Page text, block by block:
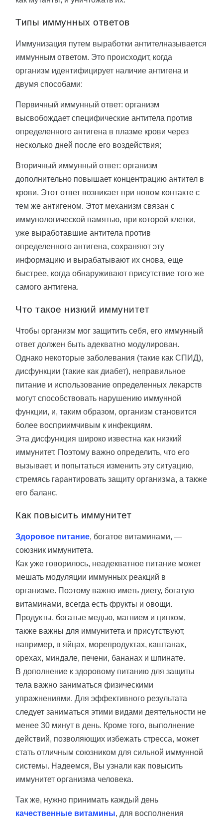
Типы иммунных ответов
Иммунизация путем выработки антителназывается
иммунным ответом. Это происходит, когда
организм идентифицирует наличие антигена и
двумя способами:
Первичный иммунный ответ: организм
высвобождает специфические антитела против
определенного антигена в плазме крови через
несколько дней после его воздействия;
Вторичный иммунный ответ: организм
дополнительно повышает концентрацию антител в
крови. Этот ответ возникает при новом контакте с
тем же антигеном. Этот механизм связан с
иммунологической памятью, при которой клетки,
уже выработавшие антитела против
определенного антигена, сохраняют эту
информацию и вырабатывают их снова, еще
быстрее, когда обнаруживают присутствие того же
самого антигена.
Что такое низкий иммунитет
Чтобы организм мог защитить себя, его иммунный
ответ должен быть адекватно модулирован.
Однако некоторые заболевания (такие как СПИД),
дисфункции (такие как диабет), неправильное
питание и использование определенных лекарств
могут способствовать нарушению иммунной
функции, и, таким образом, организм становится
более восприимчивым к инфекциям.
Эта дисфункция широко известна как низкий
иммунитет. Поэтому важно определить, что его
вызывает, и попытаться изменить эту ситуацию,
стремясь гарантировать защиту организма, а также
его баланс.
Как повысить иммунитет
Здоровое питание, богатое витаминами, —
союзник иммунитета.
Как уже говорилось, неадекватное питание может
мешать модуляции иммунных реакций в
организме. Поэтому важно иметь диету, богатую
витаминами, всегда есть фрукты и овощи.
Продукты, богатые медью, магнием и цинком,
также важны для иммунитета и присутствуют,
например, в яйцах, морепродуктах, каштанах,
орехах, миндале, печени, бананах и шпинате.
В дополнение к здоровому питанию для защиты
тела важно заниматься физическими
упражнениями. Для эффективного результата
следует заниматься этими видами деятельности не
менее 30 минут в день. Кроме того, выполнение
действий, позволяющих избежать стресса, может
стать отличным союзником для сильной иммунной
системы. Надеемся, Вы узнали как повысить
иммунитет организма человека.
Так же, нужно принимать каждый день
качественные витамины, для восполнения